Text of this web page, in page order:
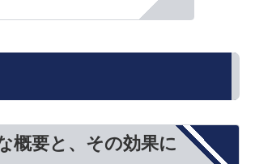
概要と、その効果に